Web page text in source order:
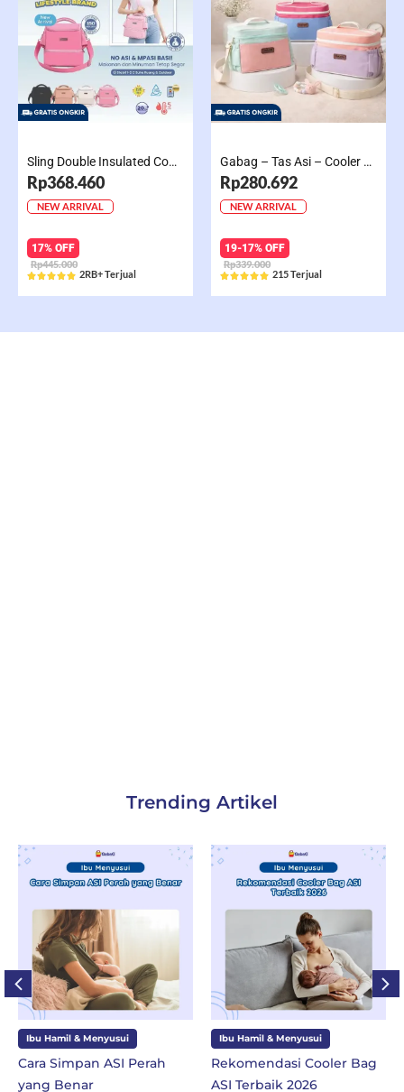
Sling Double Insulated Compartment Cappucino Black, Creamy, Salem, Chocolate
Rp368.460
NEW ARRIVAL
17% OFF
Rp445.000
 Rated
2RB+ Terjual
Gabag – Tas Asi – Cooler Bag Sling Single Compartment Mint Grape Bubble
Rp280.692
NEW ARRIVAL
19-17% OFF
Rp339.000
 Rated
215 Terjual
Trending Artikel
Ibu Hamil & Menyusui
Rekomendasi Cooler Bag
ASI Terbaik 2026
Ibu dan Anak
10 Perlengkapan Sekolah
SD Kelas 1 di Tahun